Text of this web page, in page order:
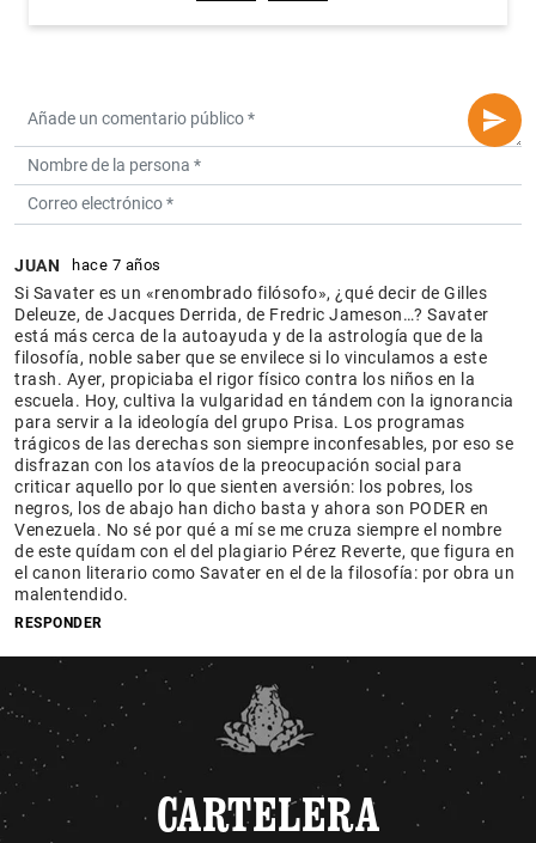
JUAN hace 7 años
Si Savater es un «renombrado filósofo», ¿qué decir de Gilles
Deleuze, de Jacques Derrida, de Fredric Jameson…? Savater
está más cerca de la autoayuda y de la astrología que de la
filosofía, noble saber que se envilece si lo vinculamos a este
trash. Ayer, propiciaba el rigor físico contra los niños en la
escuela. Hoy, cultiva la vulgaridad en tándem con la ignorancia
para servir a la ideología del grupo Prisa. Los programas
trágicos de las derechas son siempre inconfesables, por eso se
disfrazan con los atavíos de la preocupación social para
criticar aquello por lo que sienten aversión: los pobres, los
negros, los de abajo han dicho basta y ahora son PODER en
Venezuela. No sé por qué a mí se me cruza siempre el nombre
de este quídam con el del plagiario Pérez Reverte, que figura en
el canon literario como Savater en el de la filosofía: por obra un
malentendido.
RESPONDER
CARTELERA